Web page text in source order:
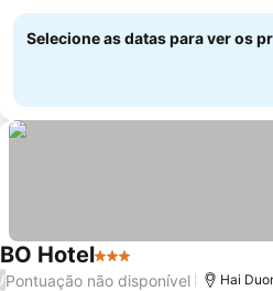
Selecione as datas para ver os
BO Hotel3 Estrelas
/Pontuação não disponível Hai